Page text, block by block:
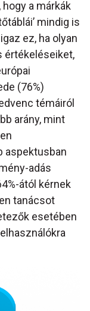
a márkák
mindig is
ez, ha olyan
értékeléseiket,
(76%)
témáiról
arány, mint
aspektusban
adás
ától kérnek
tanácsot
esetében